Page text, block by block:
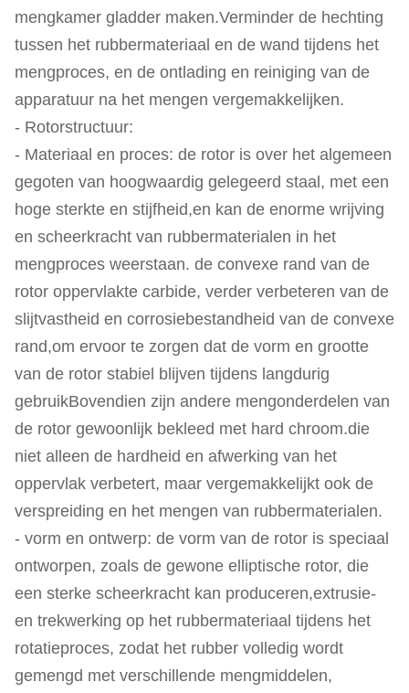
mengkamer gladder maken.Verminder de hechting
tussen het rubbermateriaal en de wand tijdens het
mengproces, en de ontlading en reiniging van de
apparatuur na het mengen vergemakkelijken.
- Rotorstructuur:
- Materiaal en proces: de rotor is over het algemeen
gegoten van hoogwaardig gelegeerd staal, met een
hoge sterkte en stijfheid,en kan de enorme wrijving
en scheerkracht van rubbermaterialen in het
mengproces weerstaan. de convexe rand van de
rotor oppervlakte carbide, verder verbeteren van de
slijtvastheid en corrosiebestandheid van de convexe
rand,om ervoor te zorgen dat de vorm en grootte
van de rotor stabiel blijven tijdens langdurig
gebruikBovendien zijn andere mengonderdelen van
de rotor gewoonlijk bekleed met hard chroom.die
niet alleen de hardheid en afwerking van het
oppervlak verbetert, maar vergemakkelijkt ook de
verspreiding en het mengen van rubbermaterialen.
- vorm en ontwerp: de vorm van de rotor is speciaal
ontworpen, zoals de gewone elliptische rotor, die
een sterke scheerkracht kan produceren,extrusie-
en trekwerking op het rubbermateriaal tijdens het
rotatieproces, zodat het rubber volledig wordt
gemengd met verschillende mengmiddelen,